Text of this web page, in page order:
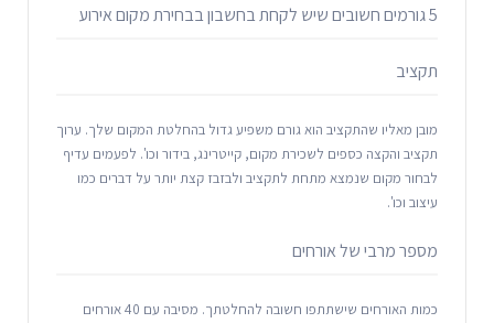
5 גורמים חשובים שיש לקחת בחשבון בבחירת מקום אירוע
תקציב
מובן מאליו שהתקציב הוא גורם משפיע גדול בהחלטת המקום שלך. ערוך
תקציב והקצה כספים לשכירת מקום, קייטרינג, בידור וכו'. לפעמים עדיף
לבחור מקום שנמצא מתחת לתקציב ולבזבז קצת יותר על דברים כמו
עיצוב וכו'.
מספר מרבי של אורחים
כמות האורחים שישתתפו חשובה להחלטתך. מסיבה עם 40 אורחים